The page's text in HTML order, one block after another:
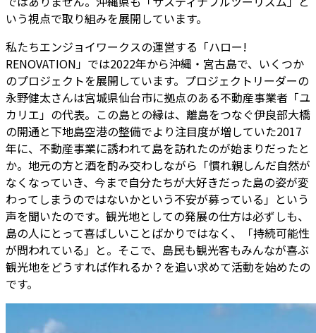
いう視点で取り組みを展開しています。
私たちエンジョイワークスの運営する「ハロー!
RENOVATION」では2022年から沖縄・宮古島で、いくつか
のプロジェクトを展開しています。プロジェクトリーダーの
永野健太さんは宮城県仙台市に拠点のある不動産事業者「ユ
カリエ」の代表。この島との縁は、離島をつなぐ伊良部大橋
の開通と下地島空港の整備でより注目度が増していた2017
年に、不動産事業に誘われて島を訪れたのが始まりだったと
か。地元の方と酒を酌み交わしながら「慣れ親しんだ自然が
なくなっていき、今まで自分たちが大好きだった島の姿が変
わってしまうのではないかという不安が募っている」という
声を聞いたのです。観光地としての発展の仕方は必ずしも、
島の人にとって喜ばしいことばかりではなく、「持続可能性
が問われている」と。そこで、島民も観光客もみんなが喜ぶ
観光地をどうすれば作れるか？を追い求めて活動を始めたの
です。